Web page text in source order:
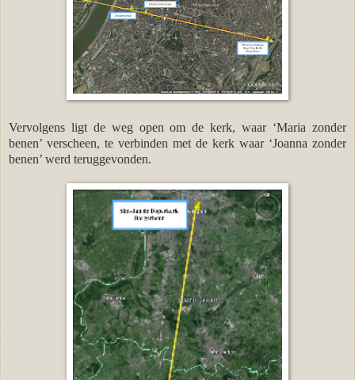
Vervolgens ligt de weg open om de kerk, waar ‘Maria zonder
benen’ verscheen, te verbinden met de kerk waar ‘Joanna zonder
benen’ werd teruggevonden.